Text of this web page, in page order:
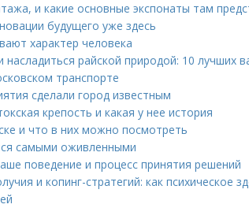
и какие основные экспонаты там
будущего уже здесь
характер человека
райской природой: 10 лучших
транспорте
сделали город известным
крепость и какая у нее история
и что в них можно посмотреть
самыми оживленными
поведение и процесс принятия решений
и копинг-стратегий: как психическое